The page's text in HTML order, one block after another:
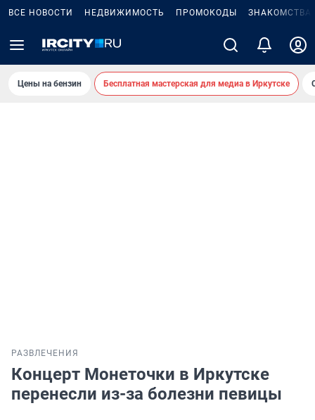
ВСЕ НОВОСТИ НЕДВИЖИМОСТЬ ПРОМОКОДЫ ЗНАКОМСТВА
Цены на бензин Бесплатная мастерская для медиа в Иркутске
РАЗВЛЕЧЕНИЯ
Концерт Монеточки в Иркутске
перенесли из-за болезни певицы